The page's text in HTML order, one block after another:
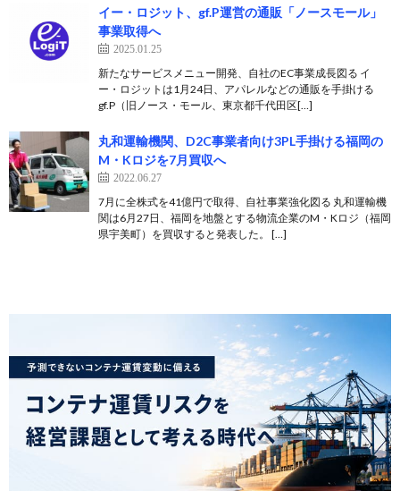
イー・ロジット、gf.P運営の通販「ノースモール」
事業取得へ
2025.01.25
新たなサービスメニュー開発、自社のEC事業成長図る イ
ー・ロジットは1月24日、アパレルなどの通販を手掛ける
gf.P（旧ノース・モール、東京都千代田区[…]
丸和運輸機関、D2C事業者向け3PL手掛ける福岡の
M・Kロジを7月買収へ
2022.06.27
7月に全株式を41億円で取得、自社事業強化図る 丸和運輸機
関は6月27日、福岡を地盤とする物流企業のM・Kロジ（福岡
県宇美町）を買収すると発表した。 […]